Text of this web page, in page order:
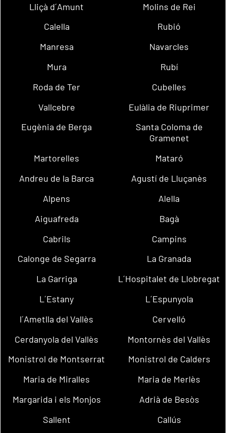
Lliçà d´Amunt
Molins de Rei
Calella
Rubió
Manresa
Navarcles
Mura
Rubí
Roda de Ter
Cubelles
Vallcebre
Eulàlia de Riuprimer
Eugènia de Berga
Santa Coloma de
Gramenet
Martorelles
Mataró
Andreu de la Barca
Agustí de Lluçanès
Alpens
Alella
Aiguafreda
Bagà
Cabrils
Campins
Calonge de Segarra
La Granada
La Garriga
L´Hospitalet de Llobregat
L´Estany
L´Espunyola
l´Ametlla del Vallès
Cervelló
Cerdanyola del Vallès
Montornès del Vallès
Monistrol de Montserrat
Monistrol de Calders
Maria de Miralles
Maria de Merlès
Margarida i els Monjos
Adrià de Besòs
Sallent
Callús